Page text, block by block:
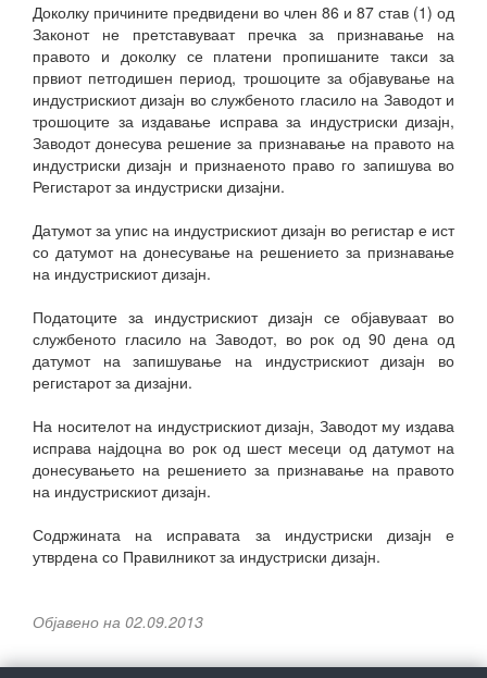
Доколку причините предвидени во член 86 и 87 став (1) од
Законот не претставуваат пречка за признавање на
правото и доколку се платени пропишаните такси за
првиот петгодишен период, трошоците за објавување на
индустрискиот дизајн во службеното гласило на Заводот и
трошоците за издавање исправа за индустриски дизајн,
Заводот донесува решение за признавање на правото на
индустриски дизајн и признаеното право го запишува во
Регистарот за индустриски дизајни.
Датумот за упис на индустрискиот дизајн во регистар е ист
со датумот на донесување на решението за признавање
на индустрискиот дизајн.
Податоците за индустрискиот дизајн се објавуваат во
службеното гласило на Заводот, во рок од 90 дена од
датумот на запишување на индустрискиот дизајн во
регистарот за дизајни.
На носителот на индустрискиот дизајн, Заводот му издава
исправа најдоцна во рок од шест месеци од датумот на
донесувањето на решението за признавање на правото
на индустрискиот дизајн.
Содржината на исправата за индустриски дизајн е
утврдена со Правилникот за индустриски дизајн.
Објавено на 02.09.2013